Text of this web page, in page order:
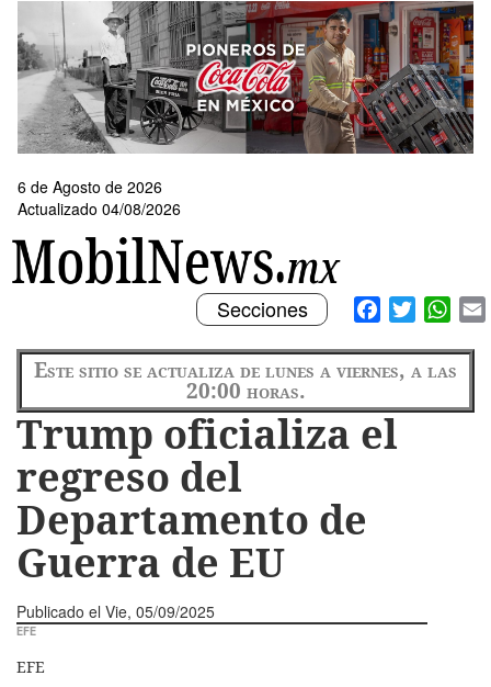
contenido
principal
6 de Agosto de 2026
Actualizado 04/08/2026
Facebook
Twitter
Toggle
navigation
Secciones
Este sitio se actualiza de lunes a viernes, a las
20:00 horas.
Trump oficializa el
regreso del
Departamento de
Guerra de EU
Publicado el Vie, 05/09/2025
EFE
EFE